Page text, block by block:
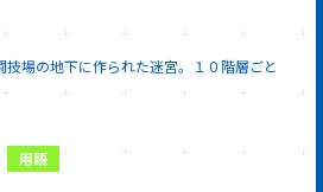
技場の地下に作られた迷宮。１０階層ごと